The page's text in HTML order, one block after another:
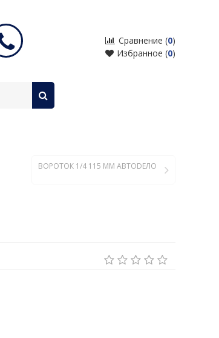
Сравнение (0)
Избранное (0)
ВОРОТОК 1/4 115 ММ АВТОDЕЛО